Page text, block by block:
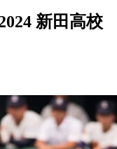
新田高校